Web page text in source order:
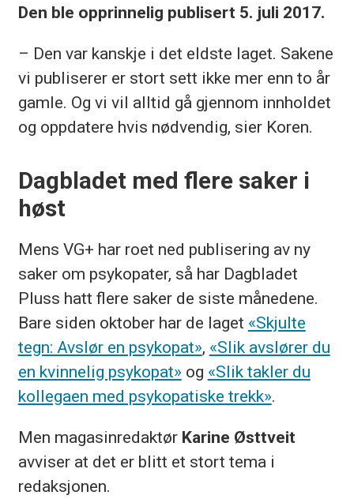
Den ble opprinnelig publisert 5. juli 2017.
– Den var kanskje i det eldste laget. Sakene
vi publiserer er stort sett ikke mer enn to år
gamle. Og vi vil alltid gå gjennom innholdet
og oppdatere hvis nødvendig, sier Koren.
Dagbladet med flere saker i
høst
Mens VG+ har roet ned publisering av ny
saker om psykopater, så har Dagbladet
Pluss hatt flere saker de siste månedene.
Bare siden oktober har de laget «Skjulte
tegn: Avslør en psykopat», «Slik avslører du
en kvinnelig psykopat» og «Slik takler du
kollegaen med psykopatiske trekk».
Men magasinredaktør Karine Østtveit
avviser at det er blitt et stort tema i
redaksjonen.